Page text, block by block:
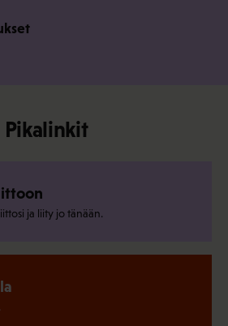
Pikalinkit
ja liity jo tänään.